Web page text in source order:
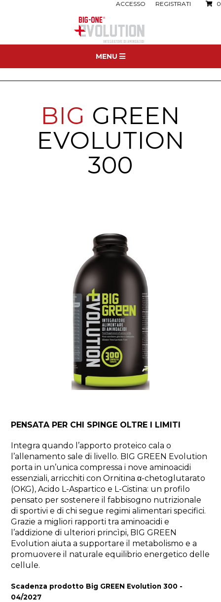
ACCESSO REGISTRATI 0
MENU
BIG GREEN
EVOLUTION
300
PENSATA PER CHI SPINGE OLTRE I LIMITI
Integra quando l’apporto proteico cala o
l’allenamento sale di livello. BIG GREEN Evolution
porta in un’unica compressa i nove aminoacidi
essenziali, arricchiti con Ornitina α-chetoglutarato
(OKG), Acido L-Aspartico e L-Cistina: un profilo
pensato per sostenere il fabbisogno nutrizionale
di sportivi e di chi segue regimi alimentari specifici.
Grazie a migliori rapporti tra aminoacidi e
l’addizione di ulteriori princìpi, BIG GREEN
Evolution aiuta a supportare il metabolismo e a
promuovere il naturale equilibrio energetico delle
cellule.
Scadenza prodotto Big GREEN Evolution 300 -
04/2027